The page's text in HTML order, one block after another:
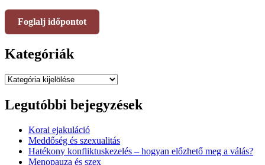
Foglalj időpontot
Kategóriák
Kategóriák
Legutóbbi bejegyzések
Korai ejakuláció
Meddőség és szexualitás
Hatékony konfliktuskezelés – hogyan előzhető meg a válás?
Menopauza és szex